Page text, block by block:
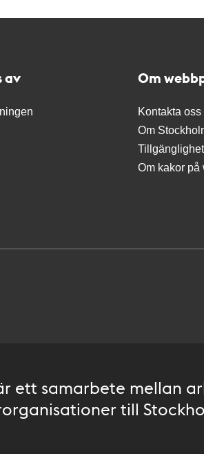
av Om
Kontakta oss
Om
Om kakor på
ett samarbete mellan
till